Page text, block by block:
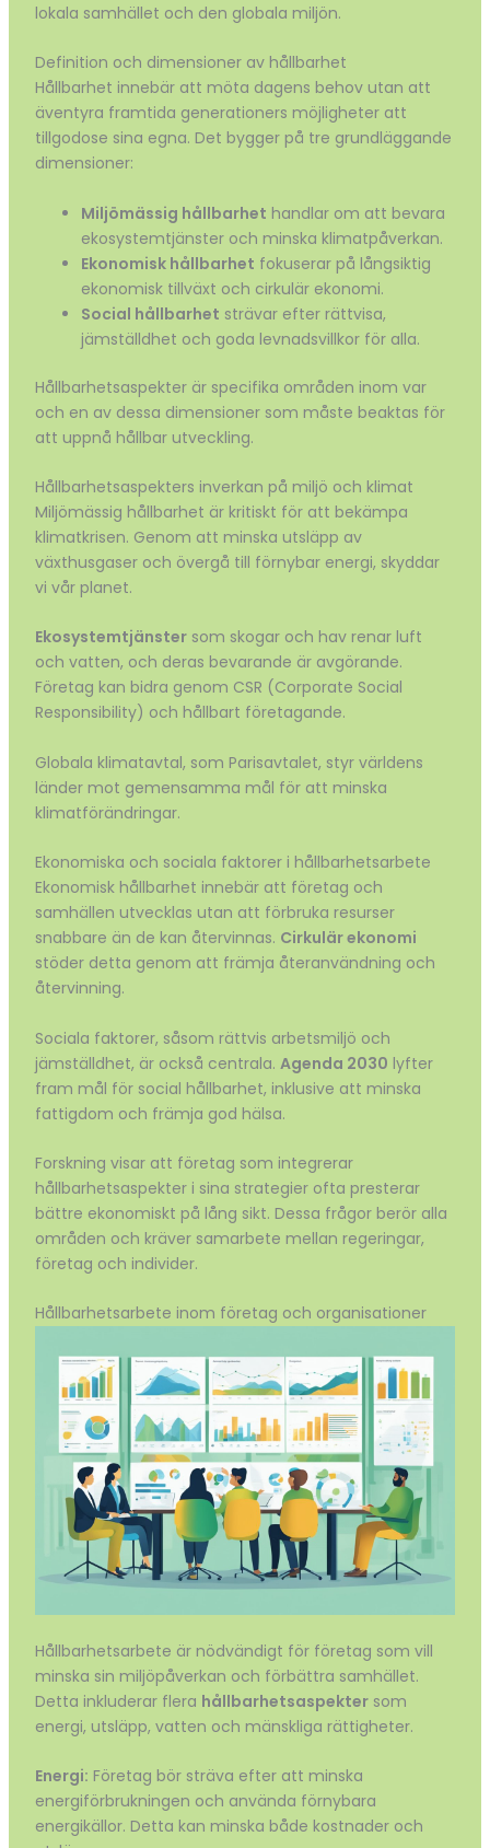
lokala samhället och den globala miljön.
Definition och dimensioner av hållbarhet
Hållbarhet innebär att möta dagens behov utan att
äventyra framtida generationers möjligheter att
tillgodose sina egna. Det bygger på tre grundläggande
dimensioner:
Miljömässig hållbarhet handlar om att bevara
ekosystemtjänster och minska klimatpåverkan.
Ekonomisk hållbarhet fokuserar på långsiktig
ekonomisk tillväxt och cirkulär ekonomi.
Social hållbarhet strävar efter rättvisa,
jämställdhet och goda levnadsvillkor för alla.
Hållbarhetsaspekter är specifika områden inom var
och en av dessa dimensioner som måste beaktas för
att uppnå hållbar utveckling.
Hållbarhetsaspekters inverkan på miljö och klimat
Miljömässig hållbarhet är kritiskt för att bekämpa
klimatkrisen. Genom att minska utsläpp av
växthusgaser och övergå till förnybar energi, skyddar
vi vår planet.
Ekosystemtjänstersom skogar och hav renar luft
och vatten, och deras bevarande är avgörande.
Företag kan bidra genom CSR (Corporate Social
Responsibility) och hållbart företagande.
Globala klimatavtal, som Parisavtalet, styr världens
länder mot gemensamma mål för att minska
klimatförändringar.
Ekonomiska och sociala faktorer i hållbarhetsarbete
Ekonomisk hållbarhet innebär att företag och
samhällen utvecklas utan att förbruka resurser
snabbare än de kan återvinnas. Cirkulär ekonomi
stöder detta genom att främja återanvändning och
återvinning.
Sociala faktorer, såsom rättvis arbetsmiljö och
jämställdhet, är också centrala. Agenda 2030 lyfter
fram mål för social hållbarhet, inklusive att minska
fattigdom och främja god hälsa.
Forskning visar att företag som integrerar
hållbarhetsaspekter i sina strategier ofta presterar
bättre ekonomiskt på lång sikt. Dessa frågor berör alla
områden och kräver samarbete mellan regeringar,
företag och individer.
Hållbarhetsarbete inom företag och organisationer
Hållbarhetsarbete är nödvändigt för företag som vill
minska sin miljöpåverkan och förbättra samhället.
Detta inkluderar flera hållbarhetsaspektersom
energi, utsläpp, vatten och mänskliga rättigheter.
Energi: Företag bör sträva efter att minska
energiförbrukningen och använda förnybara
energikällor. Detta kan minska både kostnader och